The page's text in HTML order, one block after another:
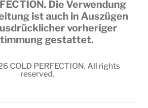
. Die Verwendung
ist auch in Auszügen
vorheriger
gestattet.
COLD PERFECTION. All rights
reserved.